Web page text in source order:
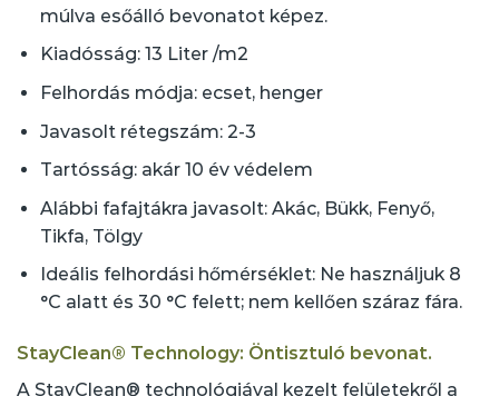
múlva esőálló bevonatot képez.
Kiadósság: 13 Liter /m2
Felhordás módja: ecset, henger
Javasolt rétegszám: 2-3
Tartósság: akár 10 év védelem
Alábbi fafajtákra javasolt: Akác, Bükk, Fenyő,
Tikfa, Tölgy
Ideális felhordási hőmérséklet: Ne használjuk 8
°C alatt és 30 °C felett; nem kellően száraz fára.
StayClean® Technology: Öntisztuló bevonat.
A StayClean® technológiával kezelt felületekről a